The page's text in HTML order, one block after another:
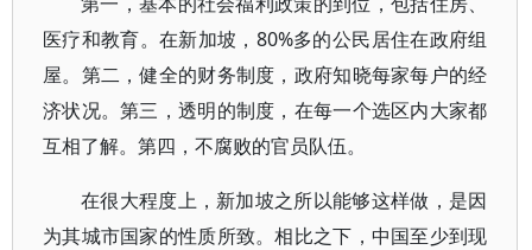
医疗和教育。在新加坡，80%多的公民居住在政府组
屋。第二，健全的财务制度，政府知晓每家每户的经
济状况。第三，透明的制度，在每一个选区内大家都
互相了解。第四，不腐败的官员队伍。
在很大程度上，新加坡之所以能够这样做，是因
为其城市国家的性质所致。相比之下，中国至少到现